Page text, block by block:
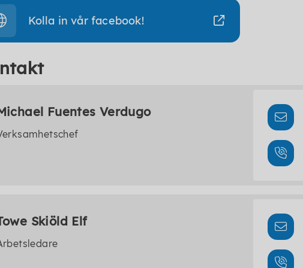
Kolla in vår facebook!
Fuentes Verdugo
Skiöld Elf